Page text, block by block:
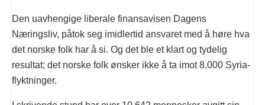
Den uavhengige liberale finansavisen Dagens
Næringsliv, påtok seg imidlertid ansvaret med å høre hva
det norske folk har å si. Og det ble et klart og tydelig
resultat; det norske folk ønsker ikke å ta imot 8.000 Syria-
flyktninger.